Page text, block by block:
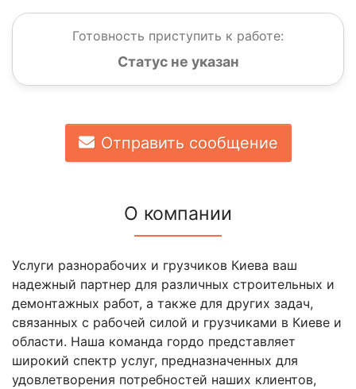
Готовность приступить к работе:
Статус не указан
Отправить сообщение
О компании
Услуги разнорабочих и грузчиков Киева ваш
надежный партнер для различных строительных и
демонтажных работ, а также для других задач,
связанных с рабочей силой и грузчиками в Киеве и
области. Наша команда гордо представляет
широкий спектр услуг, предназначенных для
удовлетворения потребностей наших клиентов,